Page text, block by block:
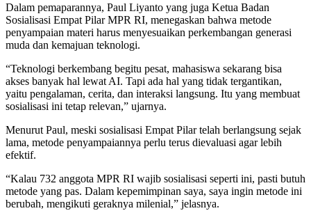
Dalam pemaparannya, Paul Liyanto yang juga Ketua Badan
Sosialisasi Empat Pilar MPR RI, menegaskan bahwa metode
penyampaian materi harus menyesuaikan perkembangan generasi
muda dan kemajuan teknologi.
“Teknologi berkembang begitu pesat, mahasiswa sekarang bisa
akses banyak hal lewat AI. Tapi ada hal yang tidak tergantikan,
yaitu pengalaman, cerita, dan interaksi langsung. Itu yang membuat
sosialisasi ini tetap relevan,” ujarnya.
Menurut Paul, meski sosialisasi Empat Pilar telah berlangsung sejak
lama, metode penyampaiannya perlu terus dievaluasi agar lebih
efektif.
“Kalau 732 anggota MPR RI wajib sosialisasi seperti ini, pasti butuh
metode yang pas. Dalam kepemimpinan saya, saya ingin metode ini
berubah, mengikuti geraknya milenial,” jelasnya.